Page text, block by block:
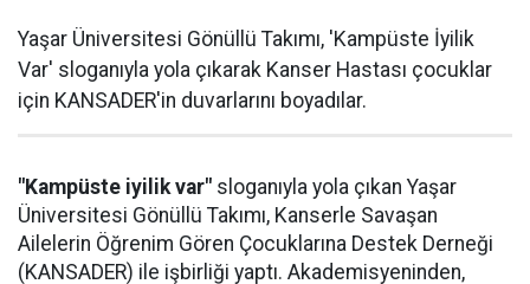
Yaşar Üniversitesi Gönüllü Takımı, 'Kampüste İyilik
Var' sloganıyla yola çıkarak Kanser Hastası çocuklar
için KANSADER'in duvarlarını boyadılar.
"Kampüste iyilik var" sloganıyla yola çıkan Yaşar
Üniversitesi Gönüllü Takımı, Kanserle Savaşan
Ailelerin Öğrenim Gören Çocuklarına Destek Derneği
(KANSADER) ile işbirliği yaptı. Akademisyeninden,